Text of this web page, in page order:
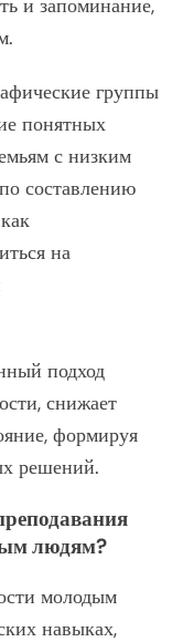
в очных
выхода
значение;
должны
сообществ.
и запоминание,
группы
с низким
составлению
на
подход
снижает